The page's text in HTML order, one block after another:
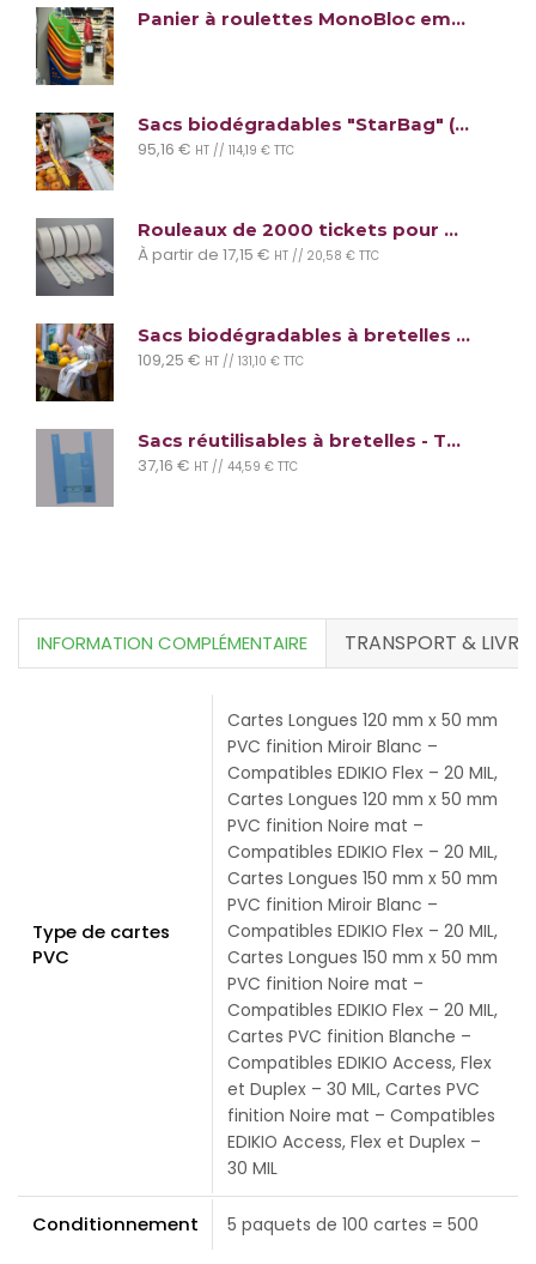
Panier à roulettes MonoBloc empilable
Sacs biodégradables "StarBag" (lot de 1900 sacs)
95,16 € HT // 114,19 € TTC
Rouleaux de 2000 tickets pour distributeur - Gestion file d'attente - 5 couleurs au choix
À partir de 17,15 € HT // 20,58 € TTC
Sacs biodégradables à bretelles (lot de 2400 sacs)
109,25 € HT // 131,10 € TTC
Sacs réutilisables à bretelles - Taille Maxi
37,16 € HT // 44,59 € TTC
TRANSPORT &
Type de cartes
PVC
Cartes Longues 120 mm x 50 mm
PVC finition Miroir Blanc –
Compatibles EDIKIO Flex – 20 MIL,
Cartes Longues 120 mm x 50 mm
PVC finition Noire mat –
Compatibles EDIKIO Flex – 20 MIL,
Cartes Longues 150 mm x 50 mm
PVC finition Miroir Blanc –
Compatibles EDIKIO Flex – 20 MIL,
Cartes Longues 150 mm x 50 mm
PVC finition Noire mat –
Compatibles EDIKIO Flex – 20 MIL,
Cartes PVC finition Blanche –
Compatibles EDIKIO Access, Flex
et Duplex – 30 MIL, Cartes PVC
finition Noire mat – Compatibles
EDIKIO Access, Flex et Duplex –
30 MIL
Conditionnement 5 paquets de 100 cartes = 500